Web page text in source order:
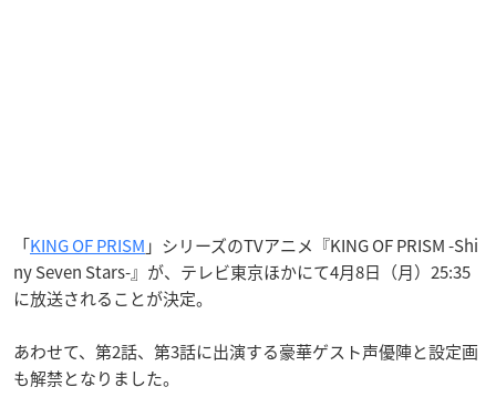
「KING OF PRISM 」シリーズのTVアニメ『KING OF PRISM -Shi
ny Seven Stars-』が、テレビ東京ほかにて4月8日（月）25:35
に放送されることが決定。
あわせて、第2話、第3話に出演する豪華ゲスト声優陣と設定画
も解禁となりました。